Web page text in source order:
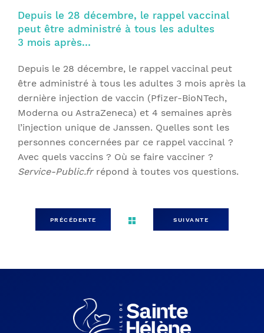
Depuis le 28 décembre, le rappel vaccinal
peut être administré à tous les adultes
3 mois après…
Depuis le 28 décembre, le rappel vaccinal peut
être administré à tous les adultes 3 mois après la
dernière injection de vaccin (Pfizer-BioNTech,
Moderna ou AstraZeneca) et 4 semaines après
l’injection unique de Janssen. Quelles sont les
personnes concernées par ce rappel vaccinal ?
Avec quels vaccins ? Où se faire vacciner ?
Service-Public.frrépond à toutes vos questions.
PRÉCÉDENTE SUIVANTE